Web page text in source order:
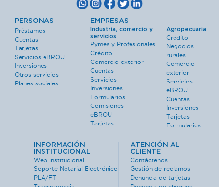
PERSONAS
Préstamos
Cuentas
Tarjetas
Servicios eBROU
Inversiones
Otros servicios
Planes sociales
EMPRESAS
Industria, comercio y
servicios
Pymes y Profesionales
Crédito
Comercio exterior
Cuentas
Servicios
Inversiones
Formularios
Comisiones
eBROU
Tarjetas
Agropecuaria
Crédito
Negocios
rurales
Comercio
exterior
Servicios
eBROU
Cuentas
Inversiones
Tarjetas
Formularios
INFORMACIÓN
INSTITUCIONAL
Web institucional
Soporte Notarial Electrónico
PLA/FT
ATENCIÓN AL
CLIENTE
Contáctenos
Gestión de reclamos
Denuncia de tarjetas